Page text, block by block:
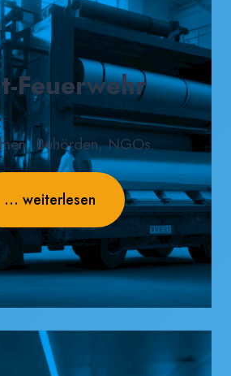
Feuerwehr
Behörden, NGOs.
... weiterlesen